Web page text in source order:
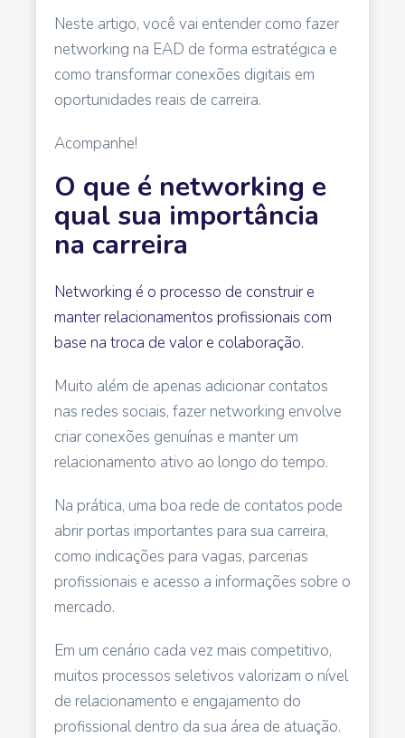
Neste artigo, você vai entender como fazer
networking na EAD de forma estratégica e
como transformar conexões digitais em
oportunidades reais de carreira.
Acompanhe!
O que é networking e
qual sua importância
na carreira
Networking é o processo de construir e
manter relacionamentos profissionais com
base na troca de valor e colaboração.
Muito além de apenas adicionar contatos
nas redes sociais, fazer networking envolve
criar conexões genuínas e manter um
relacionamento ativo ao longo do tempo.
Na prática, uma boa rede de contatos pode
abrir portas importantes para sua carreira,
como indicações para vagas, parcerias
profissionais e acesso a informações sobre o
mercado.
Em um cenário cada vez mais competitivo,
muitos processos seletivos valorizam o nível
de relacionamento e engajamento do
profissional dentro da sua área de atuação.